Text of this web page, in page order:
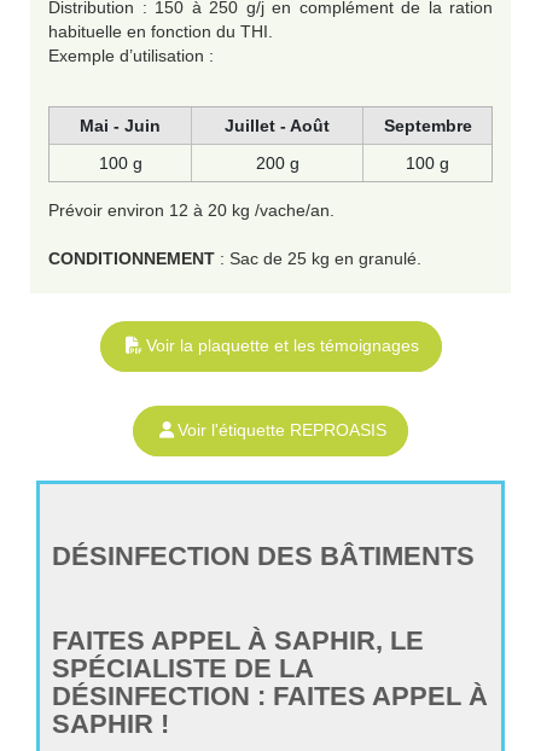
Distribution : 150 à 250 g/j en complément de la ration
habituelle en fonction du THI.
Exemple d’utilisation :
Mai - Juin Juillet - Août
Septembre
100 g
200 g 100 g
Prévoir environ 12 à 20 kg /vache/an.
CONDITIONNEMENT : Sac de 25 kg en granulé.
Voir la plaquette et les témoignages
Voir l'étiquette REPROASIS
DÉSINFECTION DES BÂTIMENTS
FAITES APPEL À SAPHIR, LE
SPÉCIALISTE DE LA
DÉSINFECTION : FAITES APPEL À
SAPHIR !